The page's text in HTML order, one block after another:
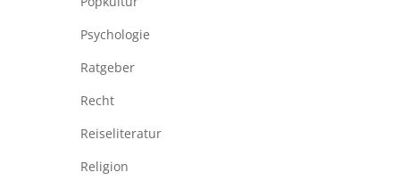
Psychologie
Ratgeber
Recht
Reiseliteratur
Religion